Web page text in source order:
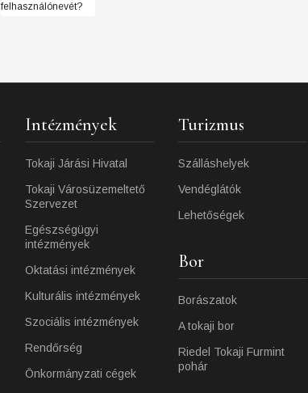
felhasználónevét?
Intézmények
Tokaji Járási Hivatal
Tokaji Városüzemeltető
Szervezet
Egészségügyi
intézmények
Oktatási intézmények
Kulturális intézmények
Szociális intézmények
Rendőrség
Önkormányzati cégek
Turizmus
Szálláshelyek
Vendéglátók
Lehetőségek
Bor
Borászatok
A tokaji bor
Riedel Tokaji Furmint
pohár